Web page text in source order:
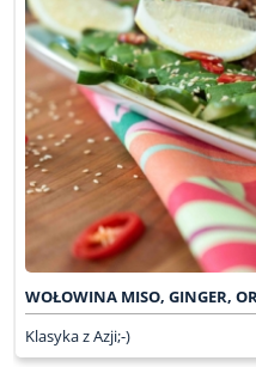
WOŁOWINA MISO, GINGER,
Klasyka z Azji;-)